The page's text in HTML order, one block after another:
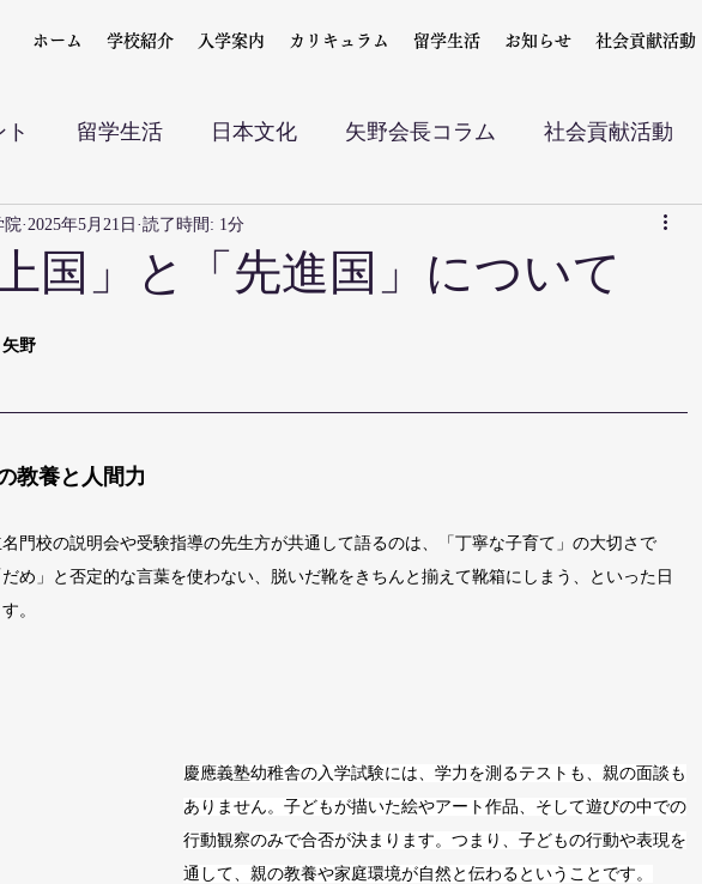
ホーム 学校紹介 入学案内 カリキュラム 留学生活 お知らせ 社会貢献活動
留学生活 日本文化 矢野会長コラム 社会貢献活動
国」と「先進国」について
院 2025年5月21日 読了時間: 1分
野
教養と人間力
門校の説明会や受験指導の先生方が共通して語るのは、「丁寧な子育て」の大切さで
め」と否定的な言葉を使わない、脱いだ靴をきちんと揃えて靴箱にしまう、といった日
。
慶應義塾幼稚舎の入学試験には、学力を測るテストも、親の面談も
ありません。子どもが描いた絵やアート作品、そして遊びの中での
行動観察のみで合否が決まります。つまり、子どもの行動や表現を
通して、親の教養や家庭環境が自然と伝わるということです。